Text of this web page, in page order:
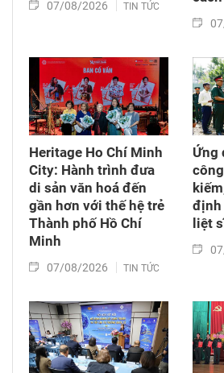
07/08/2026 TIN TỨC
Heritage Ho Chí Minh
City: Hành trình đưa
di sản văn hoá đến
gần hơn với thế hệ trẻ
Thành phố Hồ Chí
Minh
07/08/2026 TIN TỨC
Ứng
định
liệt